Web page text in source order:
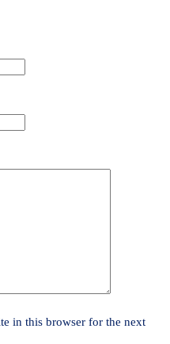
in this browser for the next